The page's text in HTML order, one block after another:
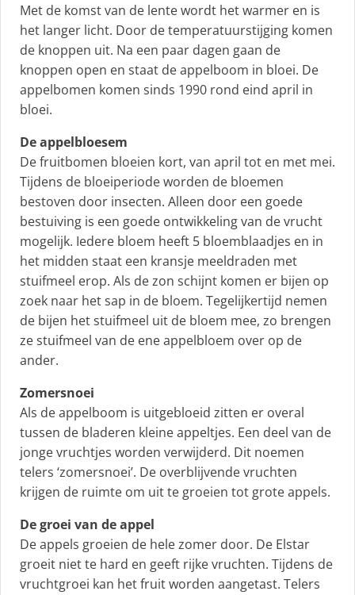
Met de komst van de lente wordt het warmer en is
het langer licht. Door de temperatuurstijging komen
de knoppen uit. Na een paar dagen gaan de
knoppen open en staat de appelboom in bloei. De
appelbomen komen sinds 1990 rond eind april in
bloei.
De appelbloesem
De fruitbomen bloeien kort, van april tot en met mei.
Tijdens de bloeiperiode worden de bloemen
bestoven door insecten. Alleen door een goede
bestuiving is een goede ontwikkeling van de vrucht
mogelijk. Iedere bloem heeft 5 bloemblaadjes en in
het midden staat een kransje meeldraden met
stuifmeel erop. Als de zon schijnt komen er bijen op
zoek naar het sap in de bloem. Tegelijkertijd nemen
de bijen het stuifmeel uit de bloem mee, zo brengen
ze stuifmeel van de ene appelbloem over op de
ander.
Zomersnoei
Als de appelboom is uitgebloeid zitten er overal
tussen de bladeren kleine appeltjes. Een deel van de
jonge vruchtjes worden verwijderd. Dit noemen
telers ‘zomersnoei’. De overblijvende vruchten
krijgen de ruimte om uit te groeien tot grote appels.
De groei van de appel
De appels groeien de hele zomer door. De Elstar
groeit niet te hard en geeft rijke vruchten. Tijdens de
vruchtgroei kan het fruit worden aangetast. Telers